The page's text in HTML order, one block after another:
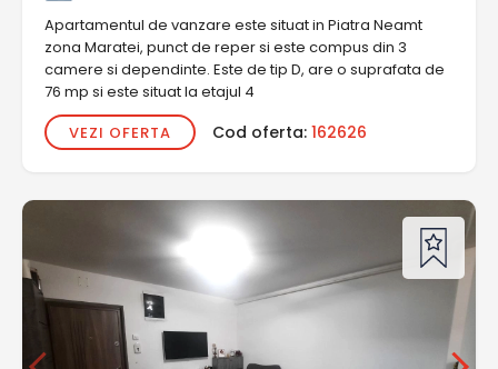
Apartamentul de vanzare este situat in Piatra Neamt
zona Maratei, punct de reper si este compus din 3
camere si dependinte. Este de tip D, are o suprafata de
76 mp si este situat la etajul 4
VEZI OFERTA
Cod oferta: 162626